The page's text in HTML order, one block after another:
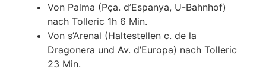
Von Palma (Pça. d’Espanya, U-Bahnhof)
nach Tolleric 1h 6 Min.
Von s’Arenal (Haltestellen c. de la
Dragonera und Av. d’Europa) nach Tolleric
23 Min.